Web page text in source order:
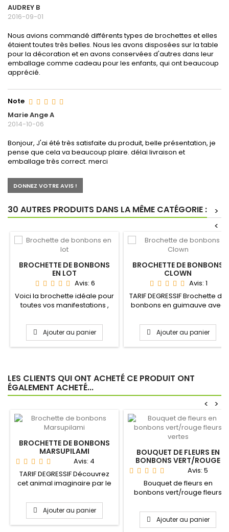
AUDREY B
2016-09-01
Nous avions commandé différents types de brochettes et elles
étaient toutes très belles. Nous les avons disposées sur la table
pour la décoration et en avons conservées d'autres dans leur
emballage comme cadeau pour les enfants, qui ont beaucoup
apprécié.
Note
Marie Ange A
2014-10-06
Bonjour, J'ai été très satisfaite du produit, belle présentation, je
pense que cela va beaucoup plaire. délai livraison et
emballage très correct. merci
DONNEZ VOTRE AVIS !
30 AUTRES PRODUITS DANS LA MÊME CATÉGORIE :
>
<
BROCHETTE DE BONBONS
EN LOT
Avis: 6
Voici la brochette idéale pour
toutes vos manifestations ,
Ajouter au panier
BROCHETTE DE BONBONS
CLOWN
Avis: 1
TARIF DEGRESSIF Brochette de
bonbons en guimauve avec
Ajouter au panier
LES CLIENTS QUI ONT ACHETÉ CE PRODUIT ONT
ÉGALEMENT ACHETÉ...
>
<
BROCHETTE DE BONBONS
MARSUPILAMI
Avis: 4
TARIF DEGRESSIF Découvrez
cet animal imaginaire par le
Ajouter au panier
BOUQUET DE FLEURS EN
BONBONS VERT/ROUGE
FLEURS VERTES
Avis: 5
Bouquet de fleurs en
bonbons vert/rouge fleurs
Ajouter au panier